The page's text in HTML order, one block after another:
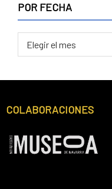
POR FECHA
COLABORACIONES